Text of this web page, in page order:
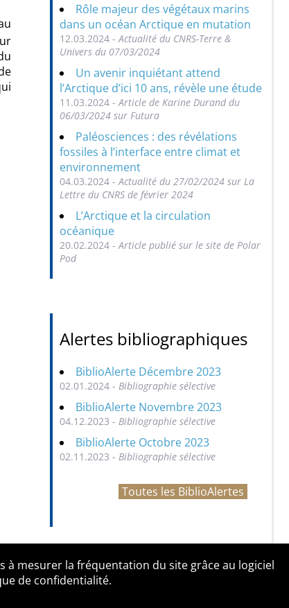
Rôle majeur des végétaux marins
dans un océan Arctique en mutation
12.03.2024 - Actualité du CNRS-Terre &
Univers du 07/03/2024
Un avenir inquiétant attend
l’Arctique d’ici 10 ans, révèle une étude
11.03.2024 - Article de Karine Durand du
06/03/2024 sur Futura
Paléosciences : des révélations
fossiles à l’interface entre climat et
environnement
04.03.2024 - Actualité du 27/02/2024 sur La
Lettre du CNRS de février 2024
L’Arctique et la circulation
océanique
20.02.2024 - Article publié sur le site de Polar
Pod
Alertes bibliographiques
BiblioAlerte Décembre 2023
02.01.2024 - Bibliographie sélective
BiblioAlerte Novembre 2023
04.12.2023 - Bibliographie sélective
BiblioAlerte Octobre 2023
02.11.2023 - Bibliographie sélective
Toutes les BiblioAlertes
Contact
mesurer la fréquentation du site grâce au logiciel
de confidentialité.